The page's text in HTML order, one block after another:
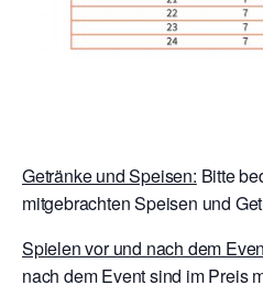
Getränke und Speisen: Bitte
mitgebrachten Speisen und
Spielen vor und nach dem
nach dem Event sind im Preis